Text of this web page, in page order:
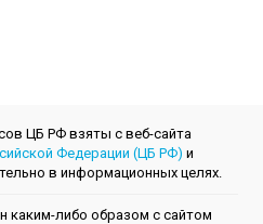
ЦБ РФ взяты с веб-сайта
Федерации (ЦБ РФ) и
в информационных целях.
каким-либо образом с сайтом